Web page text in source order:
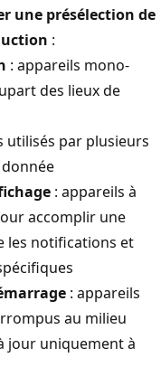
une présélection de
:
: appareils mono-
des lieux de
utilisés par plusieurs
: appareils à
accomplir une
les notifications et
: appareils
au milieu
jour uniquement à